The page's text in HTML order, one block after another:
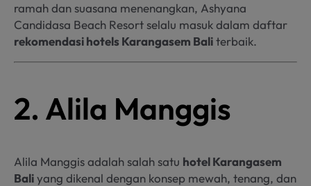
ramah dan suasana menenangkan, Ashyana
Candidasa Beach Resort selalu masuk dalam daftar
rekomendasi hotels Karangasem Baliterbaik.
2. Alila Manggis
Alila Manggis adalah salah satu hotel Karangasem
Baliyang dikenal dengan konsep mewah, tenang, dan